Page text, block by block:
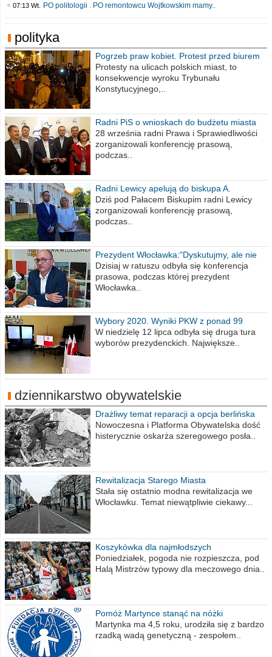
07:13 Wt. PO politologii . PO remontowcu Wojtkowskim mamy..
polityka
Pogrzeb praw kobiet. Protest przed biurem
poselskim PiS
Protesty na ulicach polskich miast, to
konsekwencje wyroku Trybunału
Konstytucyjnego,..
Radni PiS o wnioskach do budżetu miasta
na 2021 rok
28 września radni Prawa i Sprawiedliwości
zorganizowali konferencję prasową,
podczas..
Radni Lewicy apelują do biskupa A.
Wiesława Meringa
Dziś pod Pałacem Biskupim radni Lewicy
zorganizowali konferencję prasową,
podczas..
Prezydent Włocławka:"Dyskutujmy, ale nie
obrażajmy się”
Dzisiaj w ratuszu odbyła się konferencja
prasowa, podczas której prezydent
Włocławka..
Wybory 2020. Wyniki PKW z ponad 99
procent obwodów
W niedzielę 12 lipca odbyła się druga tura
wyborów prezydenckich. Największe..
dziennikarstwo obywatelskie
Drażliwy temat reparacji a opcja berlińska
Nowoczesna i Platforma Obywatelska dość
histerycznie oskarża szeregowego posła..
Rewitalizacja Starego Miasta
Stała się ostatnio modna rewitalizacja we
Włocławku. Temat niewątpliwie ciekawy...
Koszykówka dla najmłodszych
Poniedziałek, pogoda nie rozpieszcza, pod
Halą Mistrzów typowy dla meczowego dnia..
Pomóż Martynce stanąć na nóżki
Martynka ma 4,5 roku, urodziła się z bardzo
rzadką wadą genetyczną - zespołem..